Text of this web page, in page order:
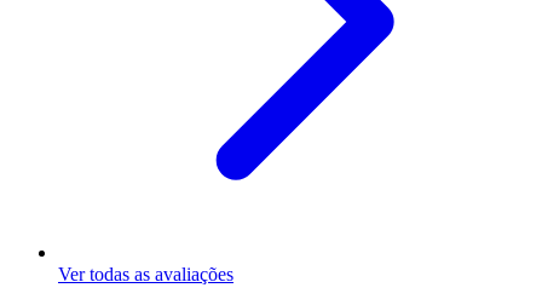
Ver todas as avaliações